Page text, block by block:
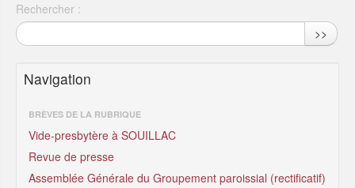
Rechercher :
>>
Navigation
BRÈVES DE LA RUBRIQUE
Vide-presbytère à SOUILLAC
Revue de presse
Assemblée Générale du Groupement paroissial (rectificatif)